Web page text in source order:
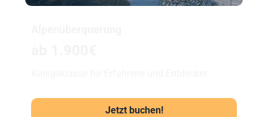
Jetzt buchen!